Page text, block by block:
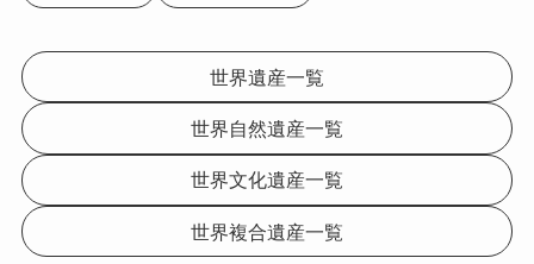
世界遺産一覧
世界自然遺産一覧
世界文化遺産一覧
世界複合遺産一覧